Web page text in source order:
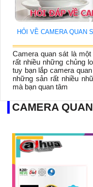
HỎI VỀ CAMERA QUAN
Camera quan sát là
rất nhiều những chủng
tuy bạn lắp camera
những sản rất nhiều
mà bạn quan tâm
CAMERA